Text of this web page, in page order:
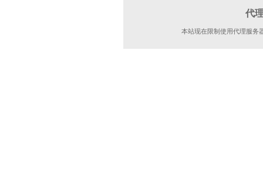
代
本站现在限制使用代理服务